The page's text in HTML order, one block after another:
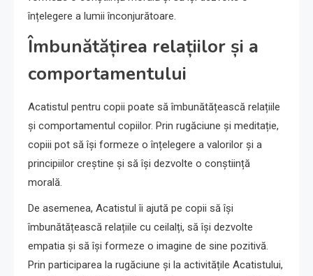
înțelegere a lumii înconjurătoare.
Îmbunătățirea relațiilor și a
comportamentului
Acatistul pentru copii poate să îmbunătățească relațiile
și comportamentul copiilor. Prin rugăciune și meditație,
copiii pot să își formeze o înțelegere a valorilor și a
principiilor creștine și să își dezvolte o conștiință
morală.
De asemenea, Acatistul îi ajută pe copii să își
îmbunătățească relațiile cu ceilalți, să își dezvolte
empatia și să își formeze o imagine de sine pozitivă.
Prin participarea la rugăciune și la activitățile Acatistului,